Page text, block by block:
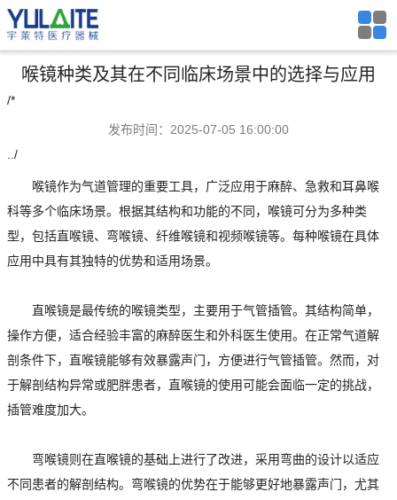
喉镜种类及其在不同临床场景中的选择与应用
/*
发布时间：2025-07-05 16:00:00
../
喉镜作为气道管理的重要工具，广泛应用于麻醉、急救和耳鼻喉
科等多个临床场景。根据其结构和功能的不同，喉镜可分为多种类
型，包括直喉镜、弯喉镜、纤维喉镜和视频喉镜等。每种喉镜在具体
应用中具有其独特的优势和适用场景。
直喉镜是最传统的喉镜类型，主要用于气管插管。其结构简单，
操作方便，适合经验丰富的麻醉医生和外科医生使用。在正常气道解
剖条件下，直喉镜能够有效暴露声门，方便进行气管插管。然而，对
于解剖结构异常或肥胖患者，直喉镜的使用可能会面临一定的挑战，
插管难度加大。
弯喉镜则在直喉镜的基础上进行了改进，采用弯曲的设计以适应
不同患者的解剖结构。弯喉镜的优势在于能够更好地暴露声门，尤其